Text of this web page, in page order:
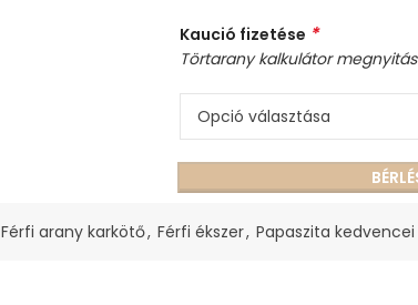
Kaució fizetése *
Törtarany kalkulátor
Férfi arany karkötő, Férfi ékszer, Papaszita kedvencei